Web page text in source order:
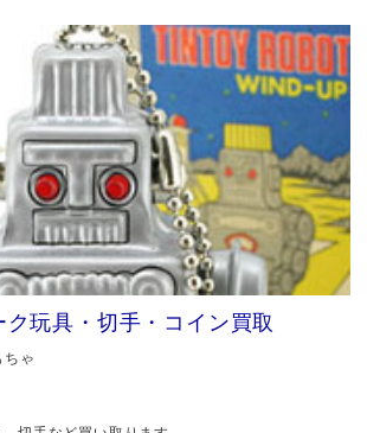
ク玩具・切手・コイン買取
ちゃ